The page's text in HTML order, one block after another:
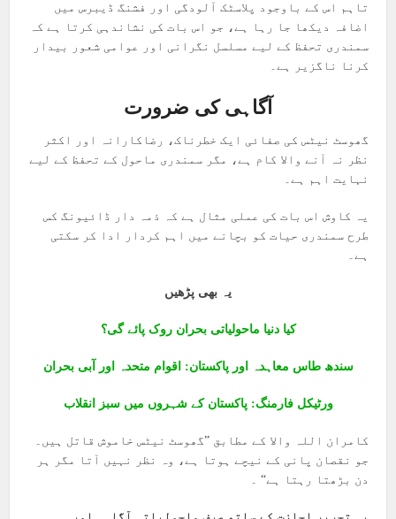
تاہم اس کے باوجود پلاسٹک آلودگی اور فشنگ ڈیبرس میں
اضافہ دیکھا جا رہا ہے، جو اس بات کی نشاندہی کرتا ہے کہ
سمندری تحفظ کے لیے مسلسل نگرانی اور عوامی شعور بیدار
کرنا ناگزیر ہے۔
آگاہی کی ضرورت
گھوسٹ نیٹس کی صفائی ایک خطرناک، رضاکارانہ اور اکثر
نظر نہ آنے والا کام ہے، مگر سمندری ماحول کے تحفظ کے لیے
نہایت اہم ہے۔
یہ کاوش اس بات کی عملی مثال ہے کہ ذمہ دار ڈائیونگ کس
طرح سمندری حیات کو بچانے میں اہم کردار ادا کر سکتی
ہے۔
یہ بھی پڑھیں
کیا دنیا ماحولیاتی بحران روک پائے گی؟
سندھ طاس معاہدہ اور پاکستان: اقوام متحدہ اور آبی بحران
ورٹیکل فارمنگ: پاکستان کے شہروں میں سبز انقلاب
کامران اللہ والا کے مطابق ”گھوسٹ نیٹس خاموش قاتل ہیں۔
جو نقصان پانی کے نیچے ہوتا ہے، وہ نظر نہیں آتا مگر ہر
دن بڑھتا رہتا ہے“ ۔